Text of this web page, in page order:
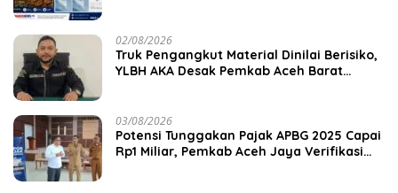
02/08/2026
Truk Pengangkut Material Dinilai Berisiko,
YLBH AKA Desak Pemkab Aceh Barat
03/08/2026
Potensi Tunggakan Pajak APBG 2025 Capai
Rp1 Miliar, Pemkab Aceh Jaya Verifikasi